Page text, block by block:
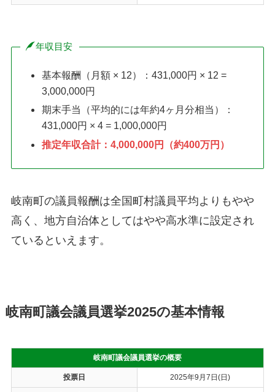
年収目安
基本報酬（月額 × 12）：431,000円 × 12 =
3,000,000円
期末手当（平均的には年約4ヶ月分相当）：
431,000円 × 4 = 1,000,000円
推定年収合計：4,000,000円（約400万円）
岐南町の議員報酬は全国町村議員平均よりもやや
高く、地方自治体としてはやや高水準に設定され
ているといえます。
岐南町議会議員選挙2025の基本情報
岐南町議会議員選挙の概要
投票日 2025年9月7日(日)